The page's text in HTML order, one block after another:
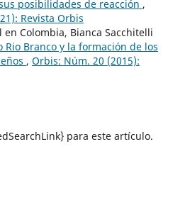
posibilidades de reacción ,
Revista Orbis
en Colombia, Bianca Sacchitelli
Rio Branco y la formación de los
, Orbis: Núm. 20 (2015):
para este artículo.